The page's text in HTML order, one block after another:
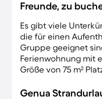
Freunde, zu
Es gibt viele
die für einen
Gruppe geeignet
Ferienwohnung mit
Größe von 75 m²
Genua